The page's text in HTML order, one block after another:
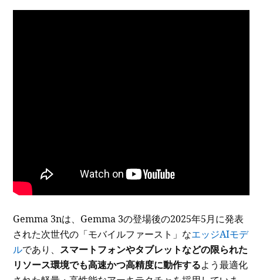
Gemma 3nは、Gemma 3の登場後の2025年5月に発表
された次世代の「モバイルファースト」なエッジAIモデ
ルであり、 スマートフォンやタブレットなどの限られた
リソース環境でも高速かつ高精度に動作するよう最適化